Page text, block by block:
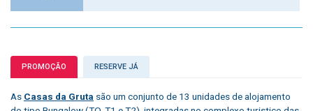
PROMOÇÃO RESERVE JÁ
As Casas da Gruta são um conjunto de 13 unidades de alojamento